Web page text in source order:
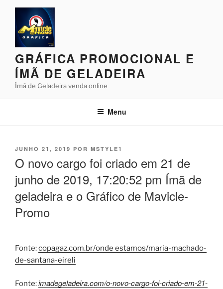
Pular
conteúdo
GRÁFICA PROMOCIONAL E
ÍMÃ DE GELADEIRA
Ímã de Geladeira venda online
Menu
PUBLICADO
JUNHO 21, 2019 POR MSTYLE1
O novo cargo foi criado em 21 de
junho de 2019, 17:20:52 pm Ímã de
geladeira e o Gráfico de Mavicle-
Promo
Fonte:copagaz.com.br/onde estamos/maria-machado-
de-santana-eireli
Fonte:imadegeladeira.com/o-novo-cargo-foi-criado-em-21-